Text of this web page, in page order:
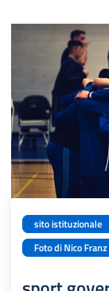
sito istituzionale
Foto di Nico